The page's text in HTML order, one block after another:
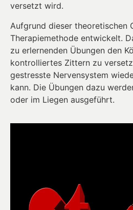
versetzt wird.
Aufgrund dieser theoretischen
Therapiemethode entwickelt.
zu erlernenden Übungen den
kontrolliertes Zittern zu
gestresste Nervensystem
kann. Die Übungen dazu
oder im Liegen ausgeführt.